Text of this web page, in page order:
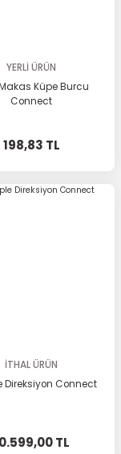
YERLİ ÜRÜN
Küpe Burcu
Connect
198,83 TL
İTHAL ÜRÜN
Direksiyon Connect
TL